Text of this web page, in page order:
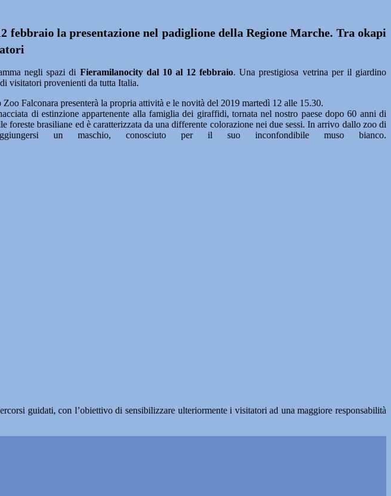
febbraio la presentazione nel padiglione della Regione Marche. Tra okapi
negli spazi di Fieramilanocity dal 10 al 12 febbraio. Una prestigiosa vetrina per il giardino
visitatori provenienti da tutta Italia.
Falconara presenterà la propria attività e le novità del 2019 martedì 12 alle 15.30.
di estinzione appartenente alla famiglia dei giraffidi, tornata nel nostro paese dopo 60 anni di
foreste brasiliane ed è caratterizzata da una differente colorazione nei due sessi. In arrivo dallo zoo di
un maschio, conosciuto per il suo inconfondibile muso bianco.
guidati, con l’obiettivo di sensibilizzare ulteriormente i visitatori ad una maggiore responsabilità